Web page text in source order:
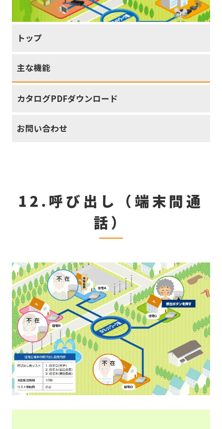
トップ
主な機能
カタログPDFダウンロード
お問い合わせ
12.呼び出し（端末間通
話）